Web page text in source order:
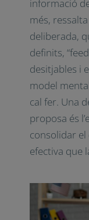
destaca
consisteix a
reduir la
informació
A més,
pràctica
objectius
de dificultats
les
l’evocació,
¿Quieres
Nombre y
Correo